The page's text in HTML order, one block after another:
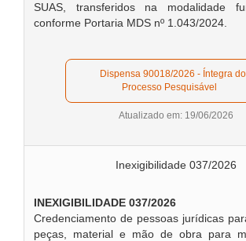
SUAS, transferidos na modalidade
conforme Portaria MDS nº 1.043/2024.
Processo Pesquisável
Atualizado em: 19/06/2026
Inexigibilidade 037/2026
INEXIGIBILIDADE 037/2026
Credenciamento de pessoas jurídicas
peças, material e mão de obra para